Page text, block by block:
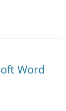
Word